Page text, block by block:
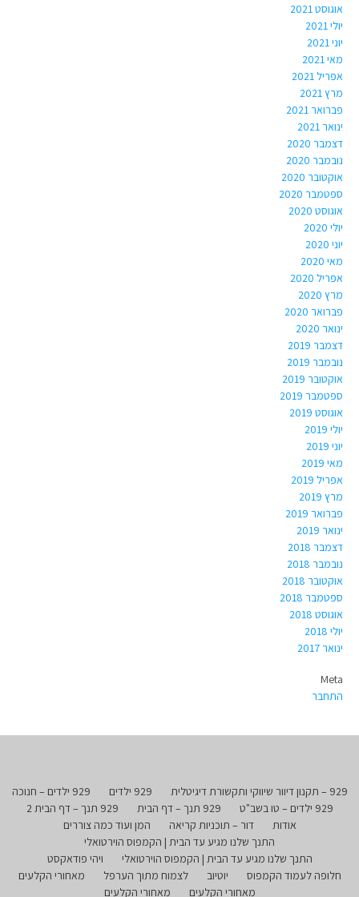
אוגוסט 2021
יולי 2021
יוני 2021
מאי 2021
אפריל 2021
מרץ 2021
פברואר 2021
ינואר 2021
דצמבר 2020
נובמבר 2020
אוקטובר 2020
ספטמבר 2020
אוגוסט 2020
יולי 2020
יוני 2020
מאי 2020
אפריל 2020
מרץ 2020
פברואר 2020
ינואר 2020
דצמבר 2019
נובמבר 2019
אוקטובר 2019
ספטמבר 2019
אוגוסט 2019
יולי 2019
יוני 2019
מאי 2019
אפריל 2019
מרץ 2019
פברואר 2019
ינואר 2019
דצמבר 2018
נובמבר 2018
אוקטובר 2018
ספטמבר 2018
אוגוסט 2018
יולי 2018
ינואר 2017
Meta
התחבר
929 – תקנון דיוור שיווקי ותקשורת דיגיטלית 929 ילדים
929 ילדים – חנוכה
929 ילדים – טו בשב"ט
929 תנך – דף הבית
929 תנך – דף הבית 2
אודות
דור – תוכניות קריאה
המן ועוד כמה צוררים
התנך שלנו מגיע עד הבית | הקמפוס הוירטואלי
התנך שלנו מגיע עד הבית | הקמפוס הוירטואלי
ויהי פודאקסט
חלופה לעמוד הקמפוס
יוטיוב לצמוח מתוך הערפל
מאחורי הקלעים
מאחורי הקלעים
מאחורי הקלעים